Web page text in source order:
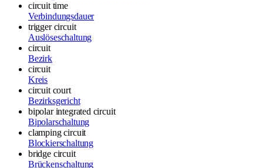
circuit time
Verbindungsdauer
trigger circuit
Auslöseschaltung
circuit
Bezirk
circuit
Kreis
circuit court
Bezirksgericht
bipolar integrated circuit
Bipolarschaltung
clamping circuit
Blockierschaltung
bridge circuit
Brückenschaltung